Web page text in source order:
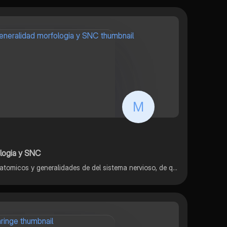
M
y SNC
Abarca los diferentes planos anatomicos y generalidades de del sistema nervioso, de que se compone